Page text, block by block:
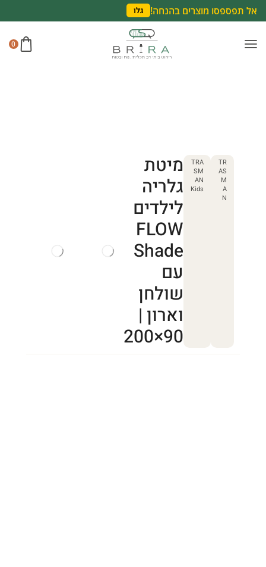
אל תפספסו מוצרים בהנחה! גלו
0
TR
AS
M
A
N
TRA
SM
AN
Kids
מיטת
גלריה
לילדים
FLOW
Shade
עם
שולחן
וארון |
90×200